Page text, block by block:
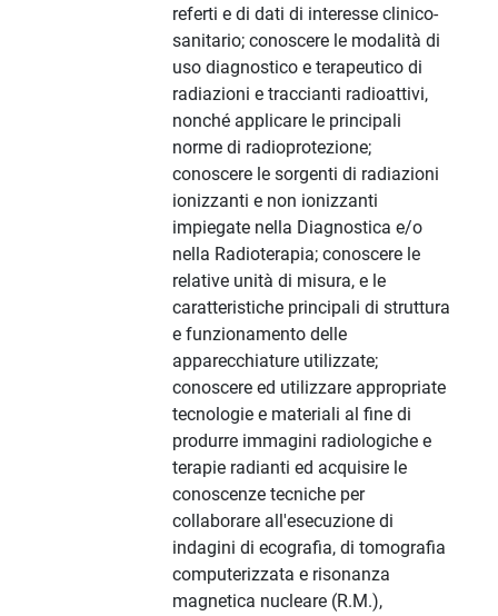
referti e di dati di interesse clinico-
sanitario; conoscere le modalità di
uso diagnostico e terapeutico di
radiazioni e traccianti radioattivi,
nonché applicare le principali
norme di radioprotezione;
conoscere le sorgenti di radiazioni
ionizzanti e non ionizzanti
impiegate nella Diagnostica e/o
nella Radioterapia; conoscere le
relative unità di misura, e le
caratteristiche principali di struttura
e funzionamento delle
apparecchiature utilizzate;
conoscere ed utilizzare appropriate
tecnologie e materiali al fine di
produrre immagini radiologiche e
terapie radianti ed acquisire le
conoscenze tecniche per
collaborare all'esecuzione di
indagini di ecografia, di tomografia
computerizzata e risonanza
magnetica nucleare (R.M.),